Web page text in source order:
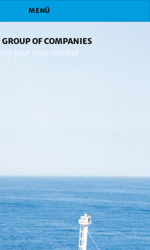
MENÜ
GROUP OF COMPANIES
your ships running